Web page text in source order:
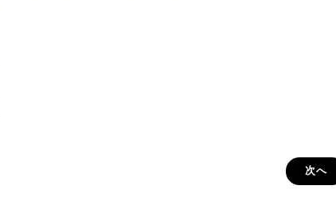
次へ